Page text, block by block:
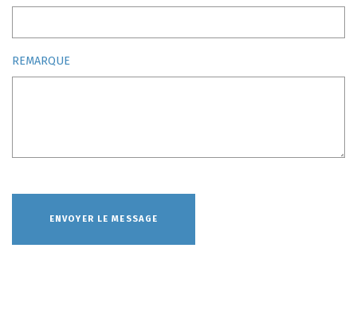
REMARQUE